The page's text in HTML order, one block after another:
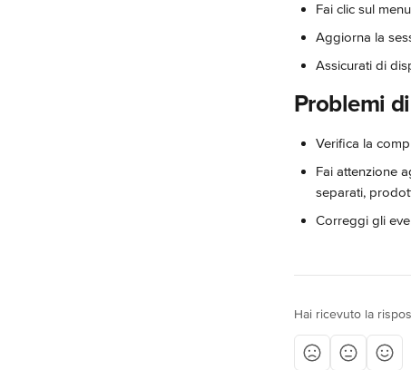
Fai clic sul
Aggiorna la
Assicurati di
Problemi
Verifica la
Fai attenzione
separati,
Correggi gli
Hai ricevuto la